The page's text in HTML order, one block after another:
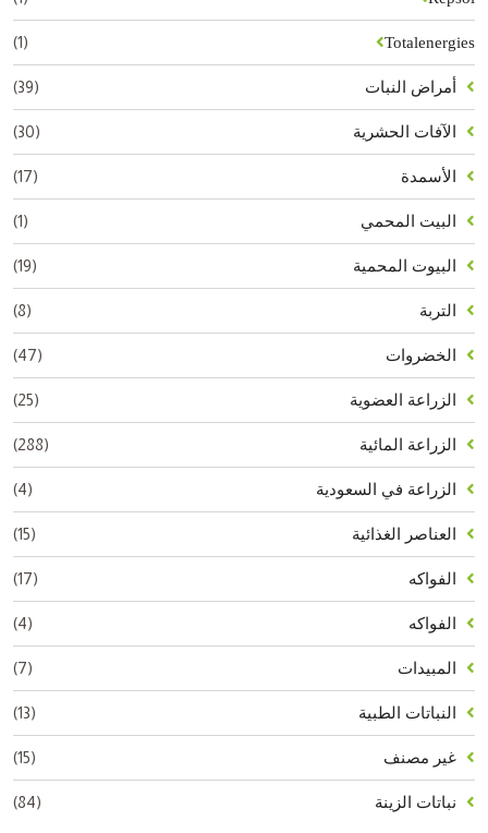
Totalenergies
(1)
أمراض النبات (39)
الآفات الحشرية (30)
الأسمدة (17)
البيت المحمي (1)
البيوت المحمية (19)
التربة (8)
الخضروات (47)
الزراعة العضوية (25)
الزراعة المائية (288)
الزراعة في السعودية (4)
العناصر الغذائية (15)
الفواكه (17)
الفواكه (4)
المبيدات (7)
النباتات الطبية (13)
غير مصنف (15)
نباتات الزينة (84)